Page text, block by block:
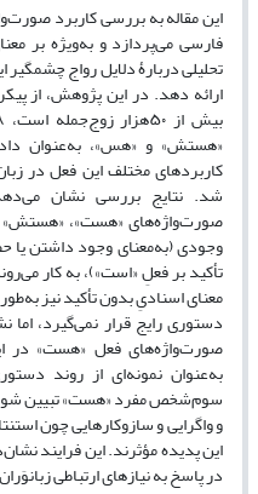
این مقاله به بررسی کاربرد
فارسی می‌پردازد و به‌ویژه بر
تحلیلی دربارۀ دلایل رواج چشمگیر
ارائه دهد. در این پژوهش، از
«هستش» و «هس»، به‌عنوان
کاربردهای مختلف این فعل در
شد. نتایج بررسی نشان
صورت‌واژه‌های «هست»، «هستش»
وجودی (به‌معنای وجود داشتن یا
تأکید بر فعلِ «است»)، به کار
معنای اسنادیِ بدون تأکید نیز
دستوری رایج قرار نمی‌گیرد، اما
صورت‌واژه‌های فعل «هست» در
به‌عنوان نمونه‌ای از روند
سوم‌شخص مفرد «هست» تبیین
و واگرایی و سازوکارهایی چون
این پدیده مؤثرند. این فرایند
در پاسخ به نیازهای ارتباطی